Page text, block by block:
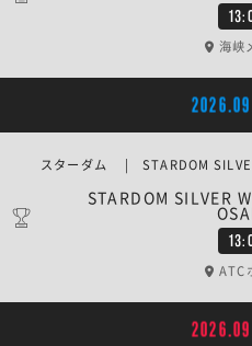
海峡
STARDOM SILVER
スターダム | STARDOM
ATC